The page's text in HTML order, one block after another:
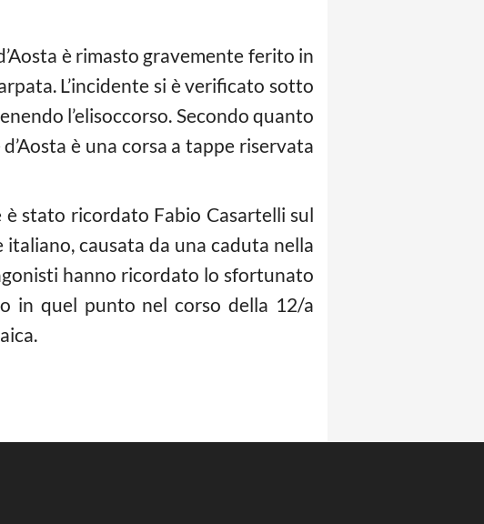
è rimasto gravemente ferito in
L’incidente si è verificato sotto
l’elisoccorso. Secondo quanto
è una corsa a tappe riservata
stato ricordato Fabio Casartelli sul
causata da una caduta nella
hanno ricordato lo sfortunato
in quel punto nel corso della 12/a